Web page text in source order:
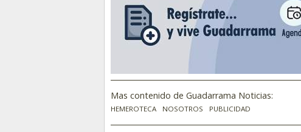
Mas contenido de Guadarrama Noticias:
HEMEROTECA NOSOTROS PUBLICIDAD